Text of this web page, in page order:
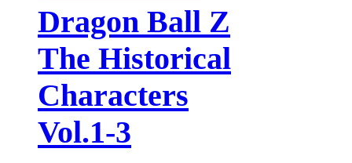
Dragon Ball Z
The Historical
Characters
Vol.1-3